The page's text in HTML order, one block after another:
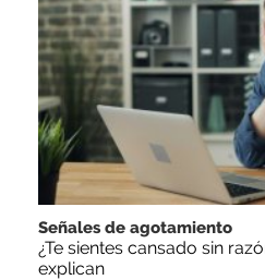
Señales de agotamiento
¿Te sientes cansado sin
explican